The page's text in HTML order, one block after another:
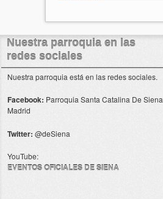
Nuestra parroquia en las
redes sociales
Nuestra parroquia está en las redes sociales.
Facebook: Parroquia Santa Catalina De Siena
Madrid
Twitter: @deSiena
YouTube:
EVENTOS OFICIALES DE SIENA